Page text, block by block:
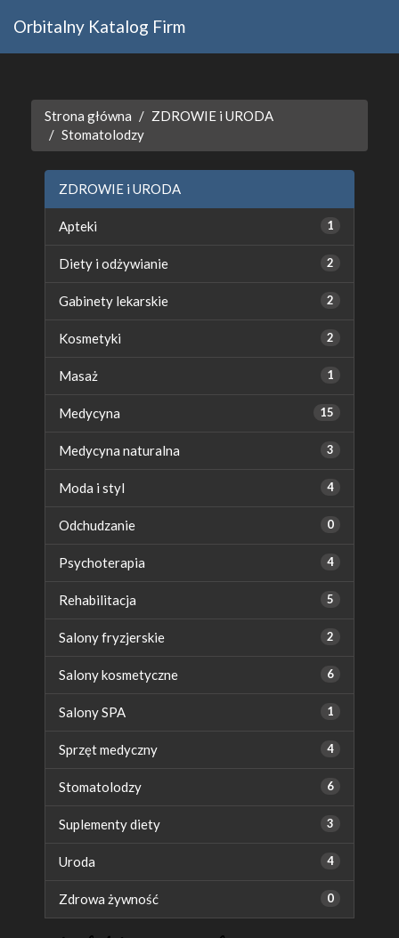
Orbitalny Katalog Firm
Strona główna
ZDROWIE i URODA
Stomatolodzy
ZDROWIE i URODA
1
Apteki
2
Diety i odżywianie
2
Gabinety lekarskie
2
Kosmetyki
1
Masaż
15
Medycyna
3
Medycyna naturalna
4
Moda i styl
0
Odchudzanie
4
Psychoterapia
5
Rehabilitacja
2
Salony fryzjerskie
6
Salony kosmetyczne
1
Salony SPA
4
Sprzęt medyczny
6
Stomatolodzy
3
Suplementy diety
4
Uroda
0
Zdrowa żywność